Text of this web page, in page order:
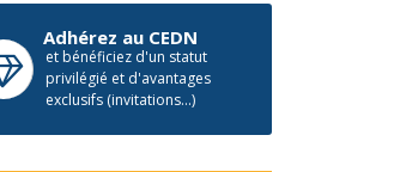
Adhérez au CEDN
et bénéficiez d'un statut
privilégié et d'avantages
exclusifs (invitations...)